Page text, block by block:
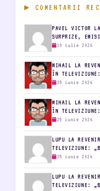
COMENTARII
PAVEL VICTOR
SURPRIZE,
FĂCUT-O…
19 iulie 2026
MIHAIL LA
ÎN
BUNI”…
25 iunie 2026
MIHAIL LA
ÎN
BUNI”…
25 iunie 2026
LUPU LA
TELEVIZIUNE:
25 iunie 2026
LUPU LA
TELEVIZIUNE: